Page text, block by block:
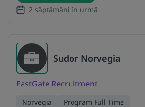
2 săptămâni în urmă
Sudor Norvegia
EastGate Recruitment
Norvegia Program Full Time